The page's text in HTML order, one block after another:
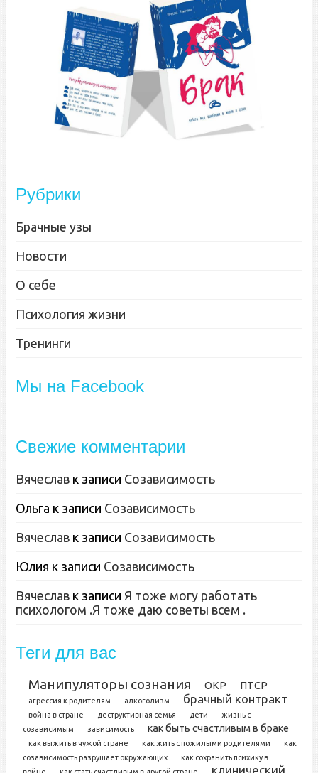
Рубрики
Брачные узы
Новости
О себе
Психология жизни
Тренинги
Мы на Facebook
Свежие комментарии
Вячеслав к записи Созависимость
Ольга к записи Созависимость
Вячеслав к записи Созависимость
Юлия к записи Созависимость
Вячеслав к записи Я тоже могу работать
психологом .Я тоже даю советы всем .
Теги для вас
Манипуляторы сознания ОКР ПТСР
агрессия к родителям алкоголизм брачный контракт
война в стране деструктивная семья дети
жизнь с
созависимым
зависимость как быть счастливым в браке
как выжить в чужой стране как жить с пожилыми родителями
как
созависимость разрушает окружающих
как сохранить психику в
клинический